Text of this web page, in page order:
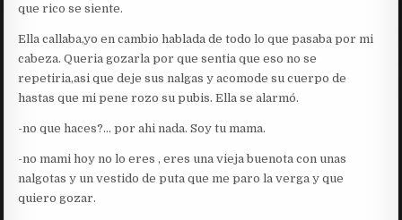
que rico se siente.
Ella callaba,yo en cambio hablada de todo lo que pasaba por mi
cabeza. Queria gozarla por que sentia que eso no se
repetiria,asi que deje sus nalgas y acomode su cuerpo de
hastas que mi pene rozo su pubis. Ella se alarmó.
-no que haces?… por ahi nada. Soy tu mama.
-no mami hoy no lo eres , eres una vieja buenota con unas
nalgotas y un vestido de puta que me paro la verga y que
quiero gozar.